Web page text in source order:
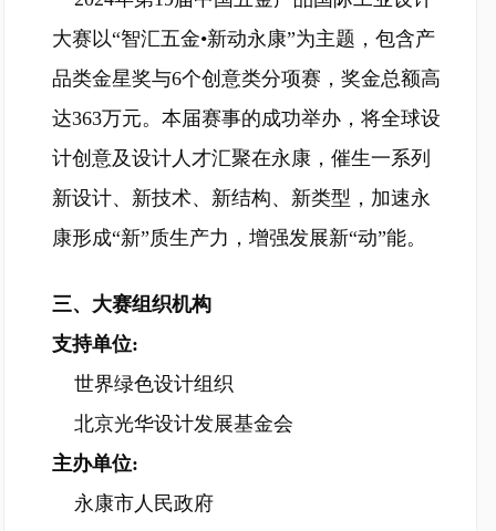
大赛以“智汇五金•新动永康”为主题，包含产
品类金星奖与6个创意类分项赛，奖金总额高
达363万元。本届赛事的成功举办，将全球设
计创意及设计人才汇聚在永康，催生一系列
新设计、新技术、新结构、新类型，加速永
康形成“新”质生产力，增强发展新“动”能。
三、大赛组织机构
支持单位:
世界绿色设计组织
北京光华设计发展基金会
主办单位:
永康市人民政府